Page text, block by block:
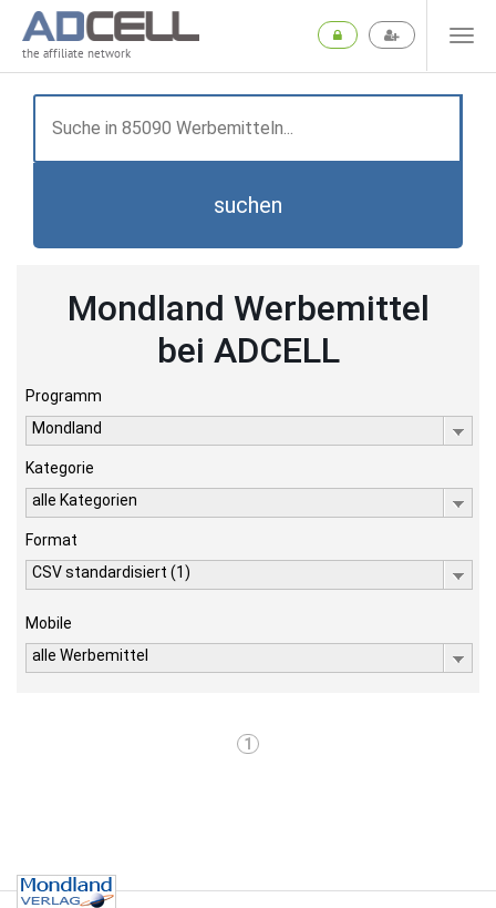
the affiliate network
suchen
Mondland Werbemittel
bei ADCELL
Programm
Mondland
Kategorie
alle Kategorien
Format
CSV standardisiert (1)
Mobile
alle Werbemittel
1